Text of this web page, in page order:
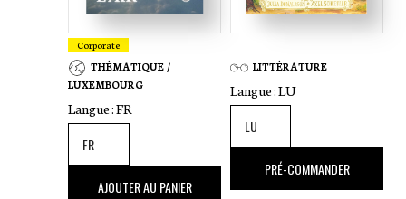
Corporate
THÉMATIQUE /
LUXEMBOURG
Langue :FR
,00 €
AJOUTER AU PANIER
LITTÉRATURE
Langue :LU
,00 €
PRÉ-COMMANDER